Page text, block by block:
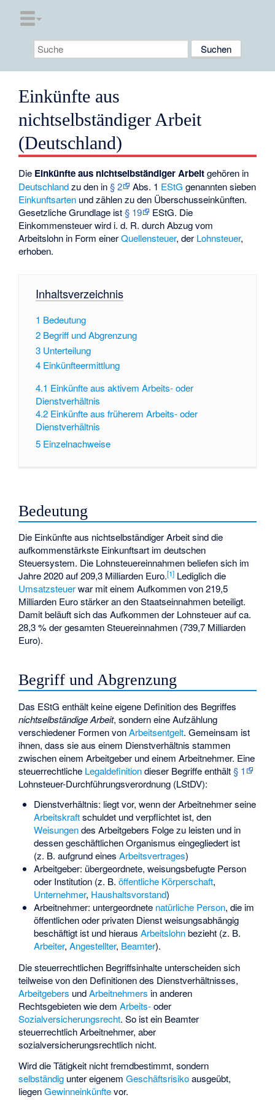
Einkünfte aus
nichtselbständiger Arbeit
(Deutschland)
Die Einkünfte aus nichtselbständiger Arbeitgehören in
Deutschlandzu den in§ 2 Abs. 1 EStG genannten sieben
Einkunftsarten und zählen zu den Überschusseinkünften.
Gesetzliche Grundlage ist§ 19
EStG. Die
Einkommensteuer wird i. d. R. durch Abzug vom
Arbeitslohn in Form einerQuellensteuer, der Lohnsteuer,
erhoben.
Inhaltsverzeichnis
1 Bedeutung
2 Begriff und Abgrenzung
3 Unterteilung
4 Einkünfteermittlung
4.1 Einkünfte aus aktivem Arbeits- oder
Dienstverhältnis
4.2 Einkünfte aus früherem Arbeits- oder
Dienstverhältnis
5 Einzelnachweise
Bedeutung
Die Einkünfte aus nichtselbständiger Arbeit sind die
aufkommenstärkste Einkunftsart im deutschen
Steuersystem. Die Lohnsteuereinnahmen beliefen sich im
Jahre 2020 auf 209,3 Milliarden Euro.[1] Lediglich die
Umsatzsteuerwar mit einem Aufkommen von 219,5
Milliarden Euro stärker an den Staatseinnahmen beteiligt.
Damit beläuft sich das Aufkommen der Lohnsteuer auf ca.
28,3 % der gesamten Steuereinnahmen (739,7 Milliarden
Euro).
Begriff und Abgrenzung
Das EStG enthält keine eigene Definition des Begriffes
nichtselbständige Arbeit, sondern eine Aufzählung
verschiedener Formen vonArbeitsentgelt. Gemeinsam ist
ihnen, dass sie aus einem Dienstverhältnis stammen
zwischen einem Arbeitgeber und einem Arbeitnehmer. Eine
steuerrechtliche Legaldefinitiondieser Begriffe enthält§ 1
Lohnsteuer-Durchführungsverordnung (LStDV):
Dienstverhältnis: liegt vor, wenn der Arbeitnehmer seine
Arbeitskraftschuldet und verpflichtet ist, den
Weisungendes Arbeitgebers Folge zu leisten und in
dessen geschäftlichen Organismus eingegliedert ist
(z. B. aufgrund eines Arbeitsvertrages)
Arbeitgeber: übergeordnete, weisungsbefugte Person
oder Institution (z. B. öffentliche Körperschaft,
Unternehmer, Haushaltsvorstand)
Arbeitnehmer: untergeordnete natürliche Person, die im
öffentlichen oder privaten Dienst weisungsabhängig
beschäftigt ist und hieraus Arbeitslohnbezieht (z. B.
Arbeiter, Angestellter, Beamter).
Die steuerrechtlichen Begriffsinhalte unterscheiden sich
teilweise von den Definitionen des Dienstverhältnisses,
Arbeitgebers undArbeitnehmers in anderen
Rechtsgebieten wie demArbeits-oder
Sozialversicherungsrecht. So ist ein Beamter
steuerrechtlich Arbeitnehmer, aber
sozialversicherungsrechtlich nicht.
Wird die Tätigkeit nicht fremdbestimmt, sondern
selbständig unter eigenemGeschäftsrisikoausgeübt,
liegenGewinneinkünftevor.